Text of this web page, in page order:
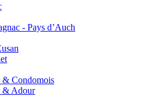
- Pays d’Auch
& Condomois
& Adour